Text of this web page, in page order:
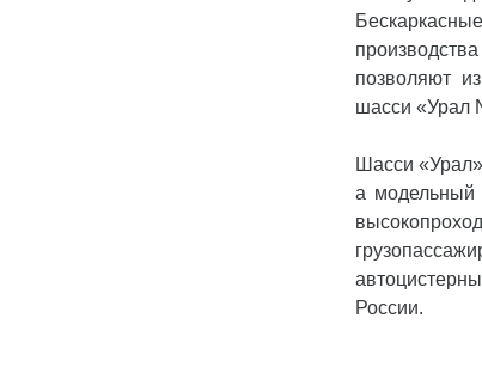
позволяют
шасси «Урал
Шасси
а модельный
России.